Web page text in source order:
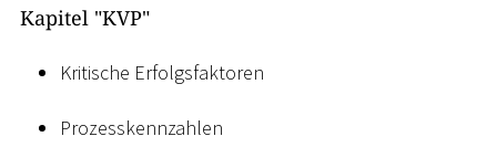
Kapitel "KVP"
Kritische Erfolgsfaktoren
Prozesskennzahlen